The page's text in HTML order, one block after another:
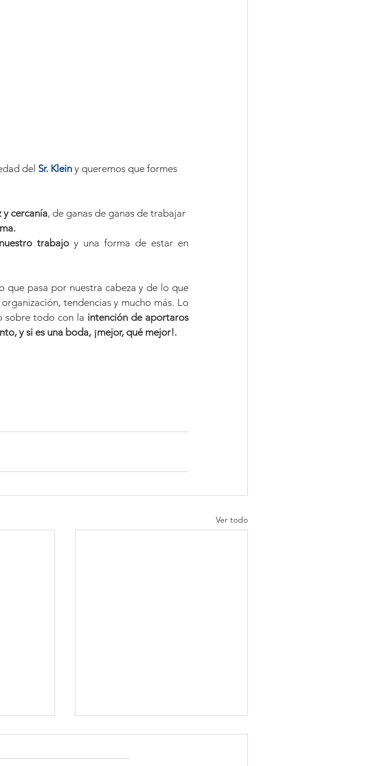
del Sr. Klein y queremos que formes
y cercanía, de ganas de ganas de trabajar
trabajo y una forma de estar en
que pasa por nuestra cabeza y de lo que
tendencias y mucho más. Lo
sobre todo con la intención de aportaros
y si es una boda, ¡mejor, qué mejor!.
Ver todo